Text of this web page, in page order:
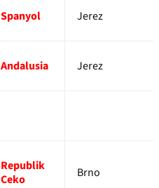
Spanyol Jerez
Andalusia Jerez
Republik
Ceko
Brno